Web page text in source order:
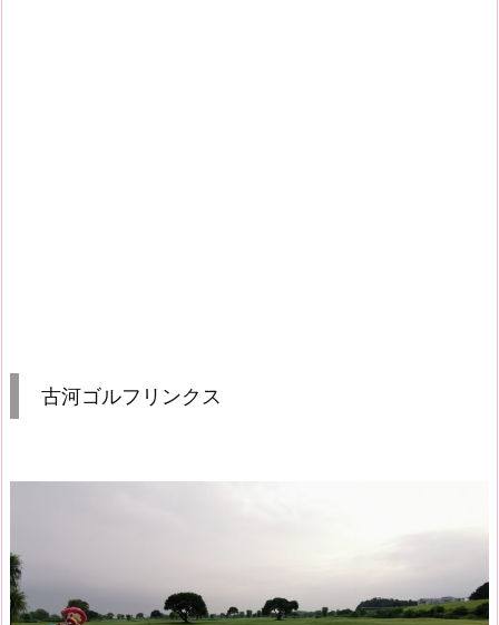
古河ゴルフリンクス